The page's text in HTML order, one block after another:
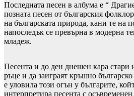
Последната песен в албума е “
позната песен от българския
на българската природа, кани те на
напоследък се превърна в модерна
младеж.
Песента и до ден днешен кара стари
ръце и да заиграят кръшно
е уловила този огън у българите,
интерпретира песента с